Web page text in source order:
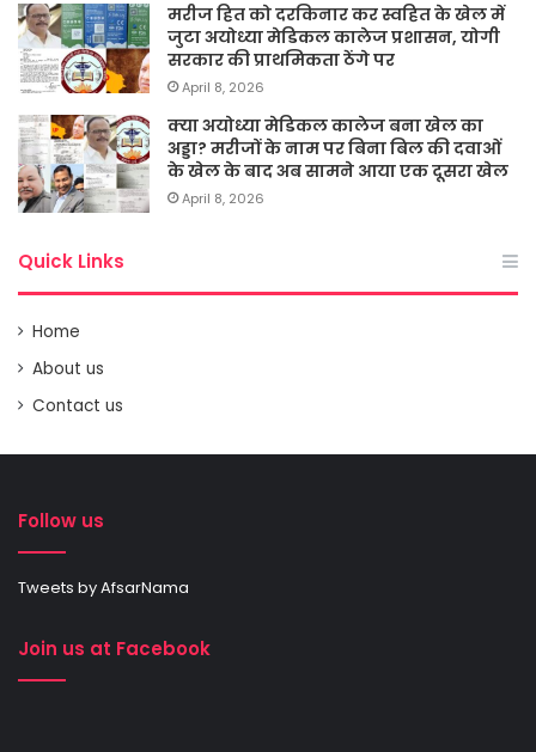
मरीज हित को दरकिनार कर स्वहित के खेल में
जुटा अयोध्या मेडिकल कालेज प्रशासन, योगी
सरकार की प्राथमिकता ठेंगे पर
April 8, 2026
क्या अयोध्या मेडिकल कालेज बना खेल का
अड्डा? मरीजों के नाम पर बिना बिल की दवाओं
के खेल के बाद अब सामने आया एक दूसरा खेल
April 8, 2026
Quick Links
Home
About us
Contact us
Follow us
Tweets by AfsarNama
Join us at Facebook